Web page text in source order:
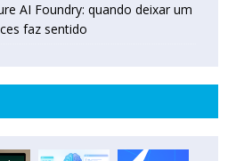
AI Foundry: quando deixar um
faz sentido